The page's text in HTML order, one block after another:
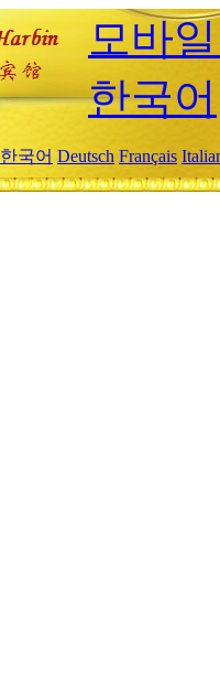
모바
한국어
한국어 Deutsch Français